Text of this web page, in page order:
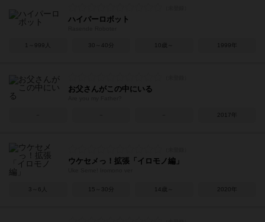
ハイパーロボット
1～999人 30～40分 10歳～ 1999年
お父さんがこの中にいる
2017年
ウケセメっ！拡張「イロモノ編」
3～6人 15～30分 14歳～ 2020年